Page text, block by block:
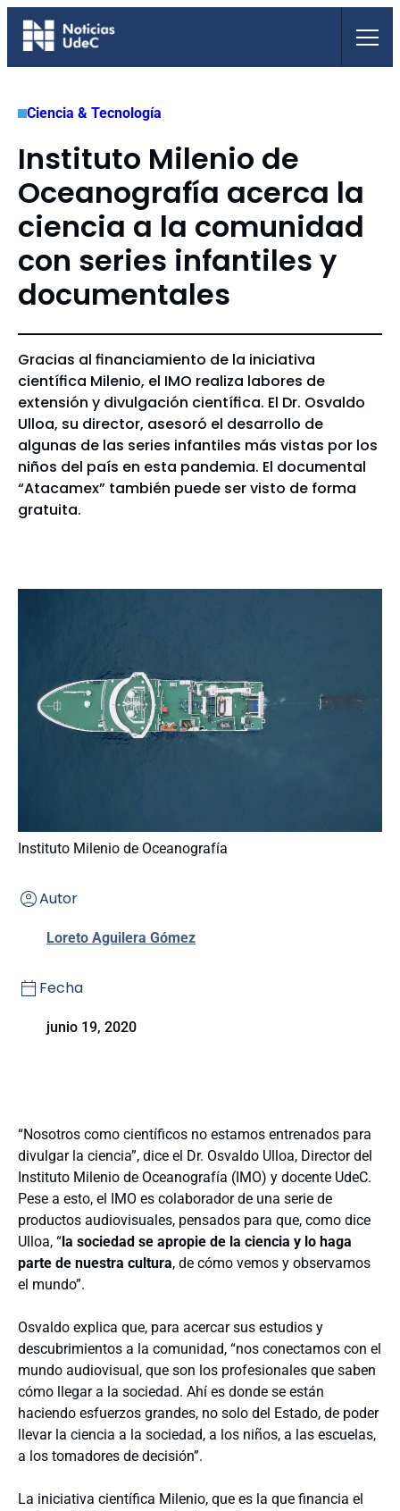
Saltar
Ciencia & Tecnología
Instituto Milenio de
Oceanografía acerca la
ciencia a la comunidad
con series infantiles y
documentales
Gracias al financiamiento de la iniciativa
científica Milenio, el IMO realiza labores de
extensión y divulgación científica. El Dr. Osvaldo
Ulloa, su director, asesoró el desarrollo de
algunas de las series infantiles más vistas por los
niños del país en esta pandemia. El documental
“Atacamex” también puede ser visto de forma
gratuita.
Instituto Milenio de Oceanografía
Autor
Loreto Aguilera Gómez
Fecha
junio 19, 2020
“Nosotros como científicos no estamos entrenados para
divulgar la ciencia”, dice el Dr. Osvaldo Ulloa, Director del
Instituto Milenio de Oceanografía (IMO) y docente UdeC.
Pese a esto, el IMO es colaborador de una serie de
productos audiovisuales, pensados para que, como dice
Ulloa, “la sociedad se apropie de la ciencia y lo haga
parte de nuestra cultura, de cómo vemos y observamos
el mundo”.
Osvaldo explica que, para acercar sus estudios y
descubrimientos a la comunidad, “nos conectamos con el
mundo audiovisual, que son los profesionales que saben
cómo llegar a la sociedad. Ahí es donde se están
haciendo esfuerzos grandes, no solo del Estado, de poder
llevar la ciencia a la sociedad, a los niños, a las escuelas,
a los tomadores de decisión”.
La iniciativa científica Milenio, que es la que financia el